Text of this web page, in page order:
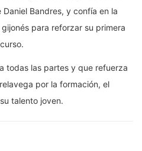
Bandres, y confía en la
para reforzar su primera
todas las partes y que refuerza
por la formación, el
talento joven.